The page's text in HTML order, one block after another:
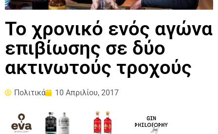
Το χρονικό ενός αγώνα
επιβίωσης σε δύο
ακτινωτούς τροχούς
Πολιτικά 10 Απριλίου, 2017